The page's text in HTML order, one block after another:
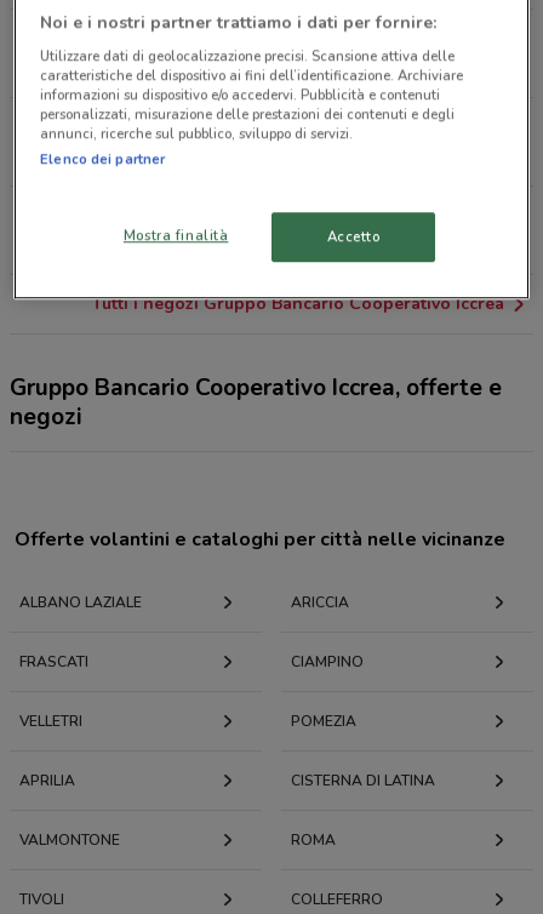
Via Giuseppe Garibaldi, 17 Genzano Di Roma
3.2 km
CHIUSO
Via Sebastiano Silvestri, 113 Genzano Di Roma
3.8 km
CHIUSO
Via Appia Nuova Km. 19,200 Marino
4.6 km
CHIUSO
Tutti i negozi Gruppo Bancario Cooperativo Iccrea
Gruppo Bancario Cooperativo Iccrea, offerte e
negozi
Offerte volantini e cataloghi per città nelle vicinanze
ALBANO LAZIALE ARICCIA
FRASCATI CIAMPINO
VELLETRI POMEZIA
APRILIA CISTERNA DI LATINA
VALMONTONE ROMA
TIVOLI COLLEFERRO
Noi e i nostri partner trattiamo i dati per fornire:
Utilizzare dati di geolocalizzazione precisi. Scansione attiva delle
caratteristiche del dispositivo ai fini dell’identificazione. Archiviare
informazioni su dispositivo e/o accedervi. Pubblicità e contenuti
personalizzati, misurazione delle prestazioni dei contenuti e degli
annunci, ricerche sul pubblico, sviluppo di servizi.
Elenco dei partner
Mostra finalità Accetto